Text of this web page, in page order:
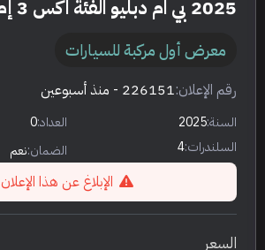
2025 بي ام دبليو الفئة اكس 3 إم كت
معرض أول مركبة للسيارات
رقم الإعلان:226151 - منذ أسبوعين
السنة:2025 العداد:0
السلندرات:4 الضمان:نعم
الإبلاغ عن هذا الإعلان
السعر